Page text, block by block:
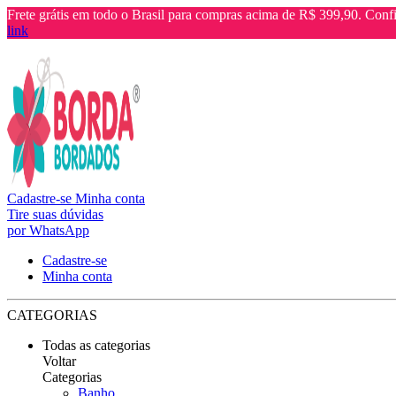
Frete grátis em todo o Brasil para compras acima de R$ 399,90.
link
Cadastre-se Minha conta
Tire suas dúvidas
por WhatsApp
Cadastre-se
Minha conta
CATEGORIAS
Todas as categorias
Voltar
Categorias
Banho